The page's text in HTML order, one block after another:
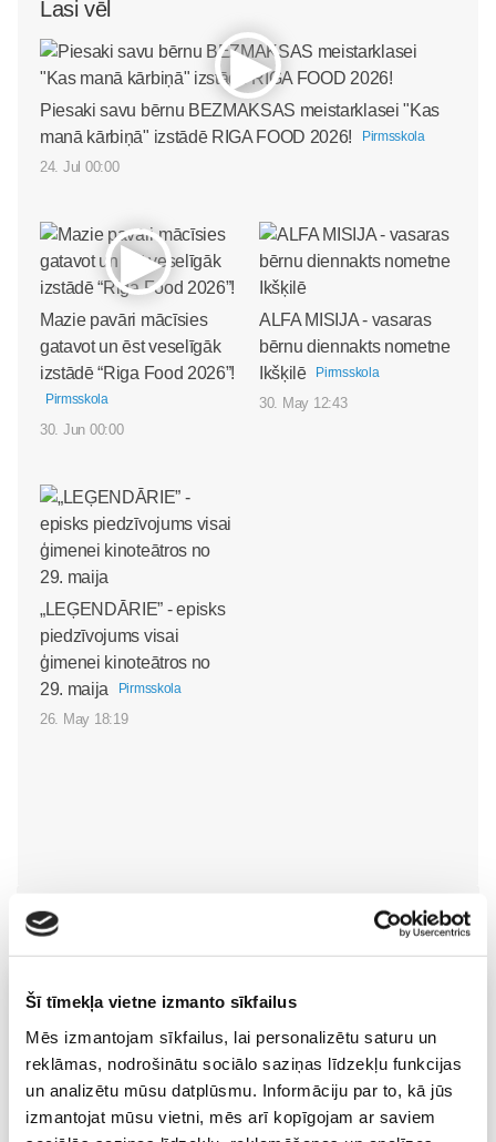
Šī tīmekļa vietne izmanto sīkfailus
Mēs izmantojam sīkfailus, lai personalizētu saturu un
reklāmas, nodrošinātu sociālo saziņas līdzekļu funkcijas
un analizētu mūsu datplūsmu. Informāciju par to, kā jūs
izmantojat mūsu vietni, mēs arī kopīgojam ar saviem
Lasi vēl
Piesaki savu bērnu BEZMAKSAS meistarklasei "Kas
manā kārbiņā" izstādē RIGA FOOD 2026!
Pirmsskola
24. Jul 00:00
Mazie pavāri mācīsies
gatavot un ēst veselīgāk
izstādē “Riga Food 2026”!
Pirmsskola
30. Jun 00:00
ALFA MISIJA - vasaras
bērnu diennakts nometne
Ikšķilē
Pirmsskola
30. May 12:43
„LEĢENDĀRIE” - episks
piedzīvojums visai
ģimenei kinoteātros no
29. maija
Pirmsskola
26. May 18:19
Vecāku skola
Fizioterapeites Klaudijas Hēlas individuālā konsultācija
06.08 16:00-17:00
Izpārdots
Nodarbības citā laikā